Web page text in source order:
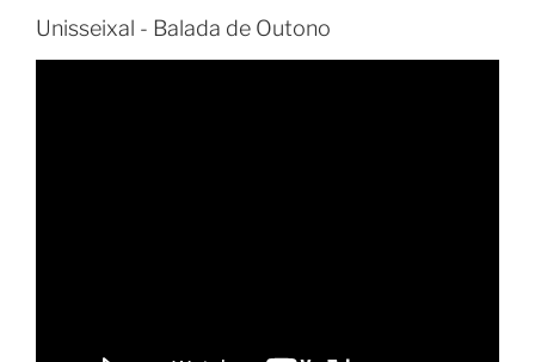
Unisseixal - Balada de Outono